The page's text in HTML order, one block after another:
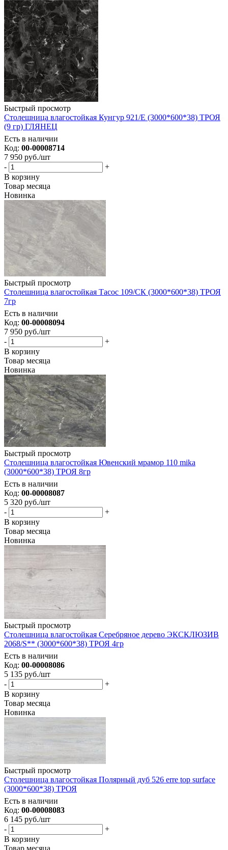
Быстрый просмотр
Столешница влагостойкая Кунгур 921/Е (3000*600*38) ТРОЯ
(9 гр) ГЛЯНЕЦ
Есть в наличии
Код: 00-00008714
7 950 руб./шт
-
+
В корзину
Товар месяца
Новинка
Быстрый просмотр
Столешница влагостойкая Тасос 109/СК (3000*600*38) ТРОЯ
7гр
Есть в наличии
Код: 00-00008094
7 950 руб./шт
-
+
В корзину
Товар месяца
Новинка
Быстрый просмотр
Столешница влагостойкая Ювенский мрамор 110 mika
(3000*600*38) ТРОЯ 8гр
Есть в наличии
Код: 00-00008087
5 320 руб./шт
-
+
В корзину
Товар месяца
Новинка
Быстрый просмотр
Столешница влагостойкая Серебряное дерево ЭКСКЛЮЗИВ
2068/S** (3000*600*38) ТРОЯ 4гр
Есть в наличии
Код: 00-00008086
5 135 руб./шт
-
+
В корзину
Товар месяца
Новинка
Быстрый просмотр
Столешница влагостойкая Полярный дуб 526 erre top surface
(3000*600*38) ТРОЯ
Есть в наличии
Код: 00-00008083
6 145 руб./шт
-
+
В корзину
Товар месяца